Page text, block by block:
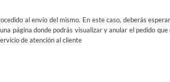
al envío del mismo. En este caso, deberás
página donde podrás visualizar y anular el pedido
de atención al cliente